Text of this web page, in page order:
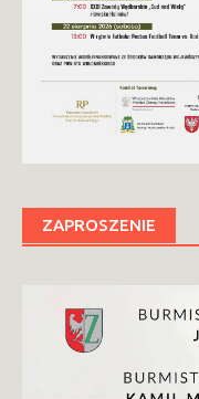
ZAPROSZENIE